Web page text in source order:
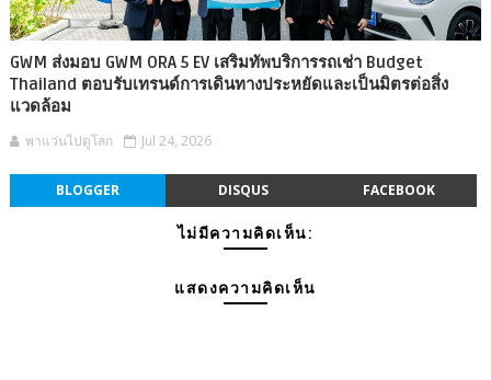
GWM ส่งมอบ GWM ORA 5 EV เสริมทัพบริการรถเช่า Budget
Thailand ตอบรับเทรนด์การเดินทางประหยัดและเป็นมิตรต่อสิ่ง
แวดล้อม
พาแว่นไปดูโลก Jul 24, 2026
BLOGGER DISQUS FACEBOOK
ไม่มีความคิดเห็น:
แสดงความคิดเห็น